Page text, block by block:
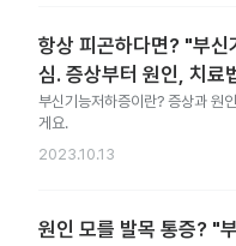
항상 피곤하다면? "부신
심. 증상부터 원인, 치료
부신기능저하증이란? 증상과 원
게요.
2023.10.13
원인 모를 발목 통증? "